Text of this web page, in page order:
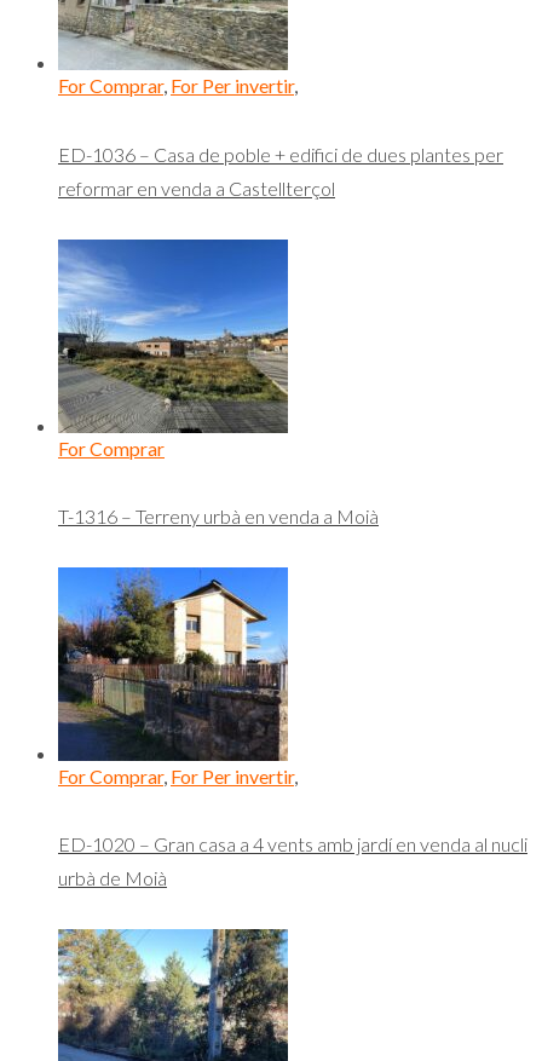
For Comprar, For Per invertir,
ED-1036 – Casa de poble + edifici de dues plantes per
reformar en venda a Castellterçol
For Comprar
T-1316 – Terreny urbà en venda a Moià
For Comprar, For Per invertir,
ED-1020 – Gran casa a 4 vents amb jardí en venda al nucli
urbà de Moià